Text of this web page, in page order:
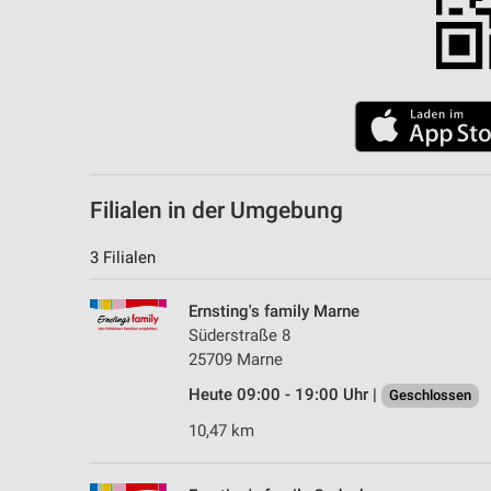
Filialen in der Umgebung
3 Filialen
Ernsting's family Marne
Süderstraße 8
25709 Marne
Heute 09:00 - 19:00 Uhr |
Geschlossen
10,47 km